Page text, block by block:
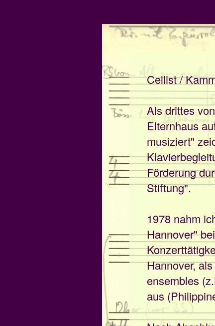
Cellist /
Als drittes
Elternhaus
musiziert"
Förderung
Stiftung".
1978 nahm
Hannover"
Hannover,
ensembles
aus